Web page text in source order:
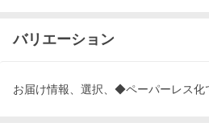
バリエーション
お届け情報、選択、◆ペーパーレス